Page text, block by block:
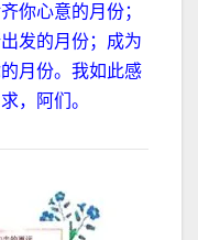
你心意的月份；
发的月份；成为
月份。 我如此感
，阿们。